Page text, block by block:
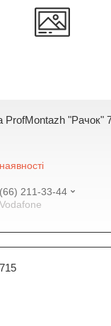
ProfMontazh "Рачок"
211-33-44
Vodafone